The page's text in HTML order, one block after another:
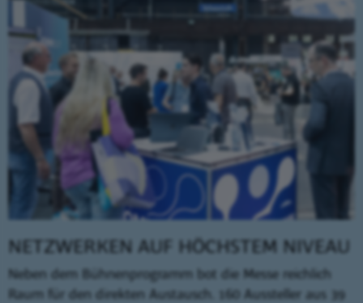
NETZWERKEN AUF HÖCHSTEM NIVEAU
Neben dem Bühnenprogramm bot die Messe reichlich
Raum für den direkten Austausch. 160 Aussteller aus 39